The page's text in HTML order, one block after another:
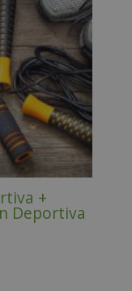
+
Deportiva